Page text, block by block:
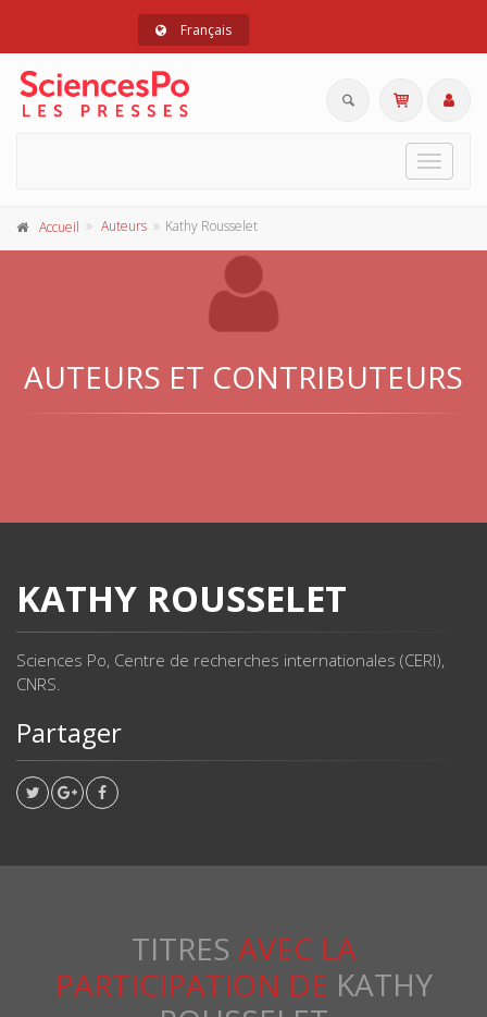
Français
Toggle
Accueil Auteurs Kathy Rousselet
AUTEURS ET CONTRIBUTEURS
KATHY ROUSSELET
Sciences Po, Centre de recherches internationales (CERI),
CNRS.
Partager
TITRES AVEC LA
PARTICIPATION DE KATHY